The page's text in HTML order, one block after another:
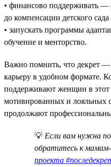
• финансово поддерживать
до компенсации детского
• запускать программы
обучение и менторство.
Важно помнить, что декрет —
карьеру в удобном формате.
поддерживают женщин в
мотивированных и лояльных
продолжают
💡 Если вам нужна
обратитесь к
проекта